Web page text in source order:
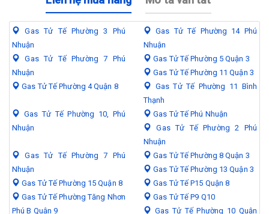
Gas Tử Tế Phường 3 Phú
Nhuận
Gas Tử Tế Phường 14 Phú
Nhuận
Gas Tử Tế Phường 7 Phú
Nhuận
Gas Tử Tế Phường 5 Quận 3
Gas Tử Tế Phường 11 Quận 3
Gas Tử Tế Phường 4 Quận 8
Gas Tử Tế Phường 11 Bình
Thạnh
Gas Tử Tế Phường 10, Phú
Nhuận
Gas Tử Tế Phú Nhuận
Gas Tử Tế Phường 2 Phú
Nhuận
Gas Tử Tế Phường 7 Phú
Nhuận
Gas Tử Tế Phường 8 Quận 3
Gas Tử Tế Phường 13 Quận 3
Gas Tử Tế Phường 15 Quận 8
Gas Tử Tế P15 Quận 8
Gas Tử Tế Phường Tăng Nhơn
Phú B Quận 9
Gas Tử Tế P9 Q10
Gas Tử Tế Phường 10 Quận